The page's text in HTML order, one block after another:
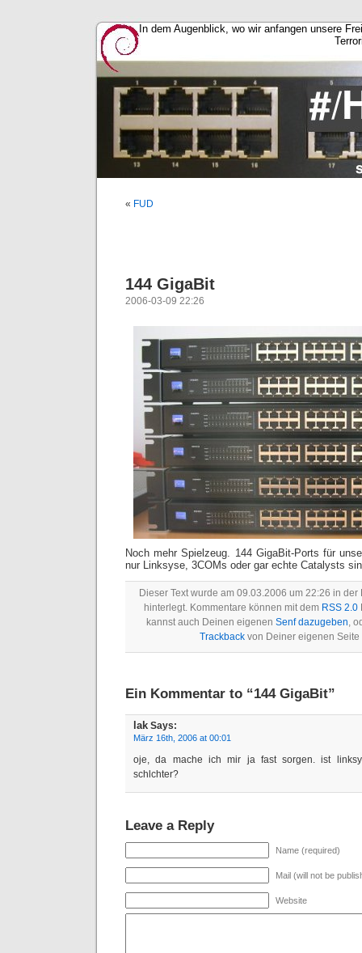
In dem Augenblick, wo wir anfangen unsere
« FUD
144 GigaBit
2006-03-09 22:26
Noch mehr Spielzeug. 144 GigaBit-Ports für
nur Linksyse, 3COMs oder gar echte Catalysts
Dieser Text wurde am 09.03.2006 um 22:26 in
hinterlegt. Kommentare können mit dem RSS 2.0
kannst auch Deinen eigenen Senf dazugeben,
Trackback von Deiner eigenen Seite
Ein Kommentar to “144 GigaBit”
lak Says:
März 16th, 2006 at 00:01
oje, da mache ich mir ja fast sorgen. ist
schlchter?
Leave a Reply
Name (required)
Mail (will not be
Website